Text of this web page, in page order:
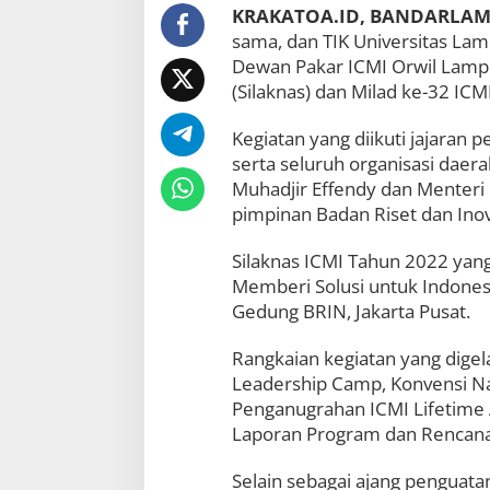
u
h
r
s
H
a
d
i
r
S
i
l
a
n
a
s
d
a
n
KRAKATOA.ID,
sama, dan TIK Universitas
Dewan Pakar ICMI Orwil
(Silaknas) dan Milad ke-32
Kegiatan yang diikuti jajaran
serta seluruh organisasi
Muhadjir Effendy dan Menteri
pimpinan Badan Riset dan
Silaknas ICMI Tahun 2022
Memberi Solusi untuk
Gedung BRIN, Jakarta Pusat.
Rangkaian kegiatan yang
Leadership Camp, Konvensi
Penganugrahan ICMI
Laporan Program dan
Selain sebagai ajang